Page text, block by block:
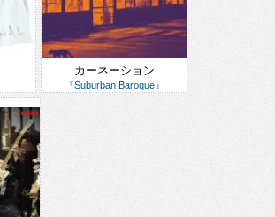
カーネーション
『Suburban Baroque』